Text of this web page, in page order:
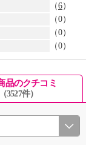
（6）
（0）
（0）
（0）
品のクチコミ
（3527件）